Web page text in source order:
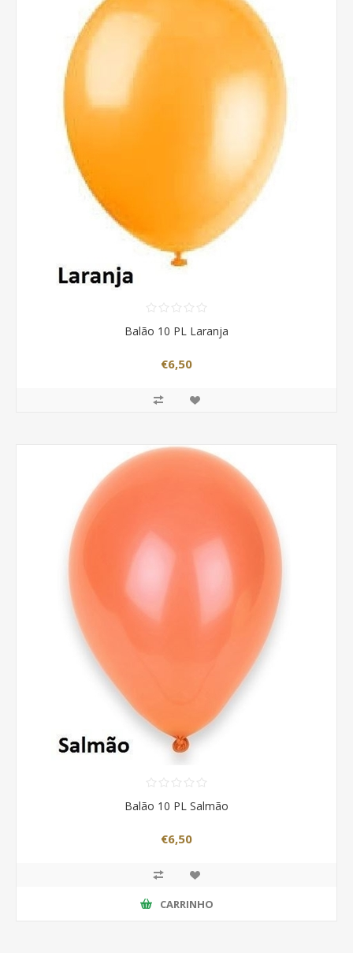
Balão 10 PL Laranja
€6,50
Balão 10 PL Salmão
€6,50
CARRINHO